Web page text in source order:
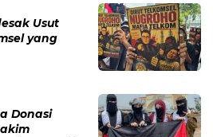
Usut
yang
Donasi